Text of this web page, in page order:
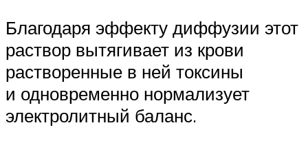
Благодаря эффекту диффузии этот
раствор вытягивает из крови
растворенные в ней токсины
и одновременно нормализует
электролитный баланс.